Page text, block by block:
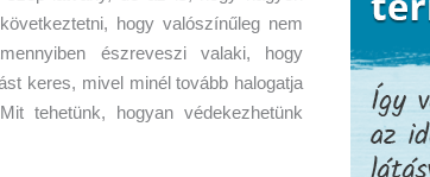
hogy valószínűleg nem
észreveszi valaki, hogy
keres, mivel minél tovább halogatja
tehetünk, hogyan védekezhetünk